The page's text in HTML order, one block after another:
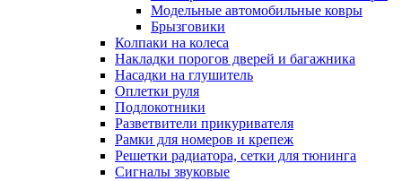
Модельные автомобильные ковры
Брызговики
Колпаки на колеса
Накладки порогов дверей и багажника
Насадки на глушитель
Оплетки руля
Подлокотники
Разветвители прикуривателя
Рамки для номеров и крепеж
Решетки радиатора, сетки для тюнинга
Сигналы звуковые